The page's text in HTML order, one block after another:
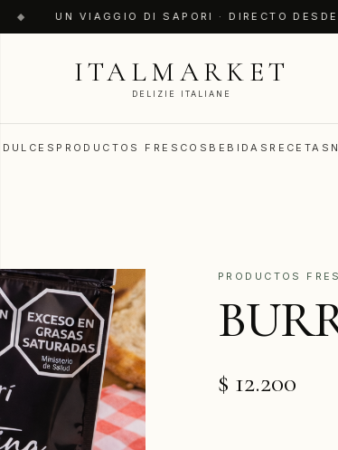
◆ UN VIAGGIO DI SAPORI · DIRECTO
ITALMARKET
DELIZIE ITALIANE
DULCES PRODUCTOS FRESCOS BEBIDAS RECETAS
PRODUCTOS
$ 12.200